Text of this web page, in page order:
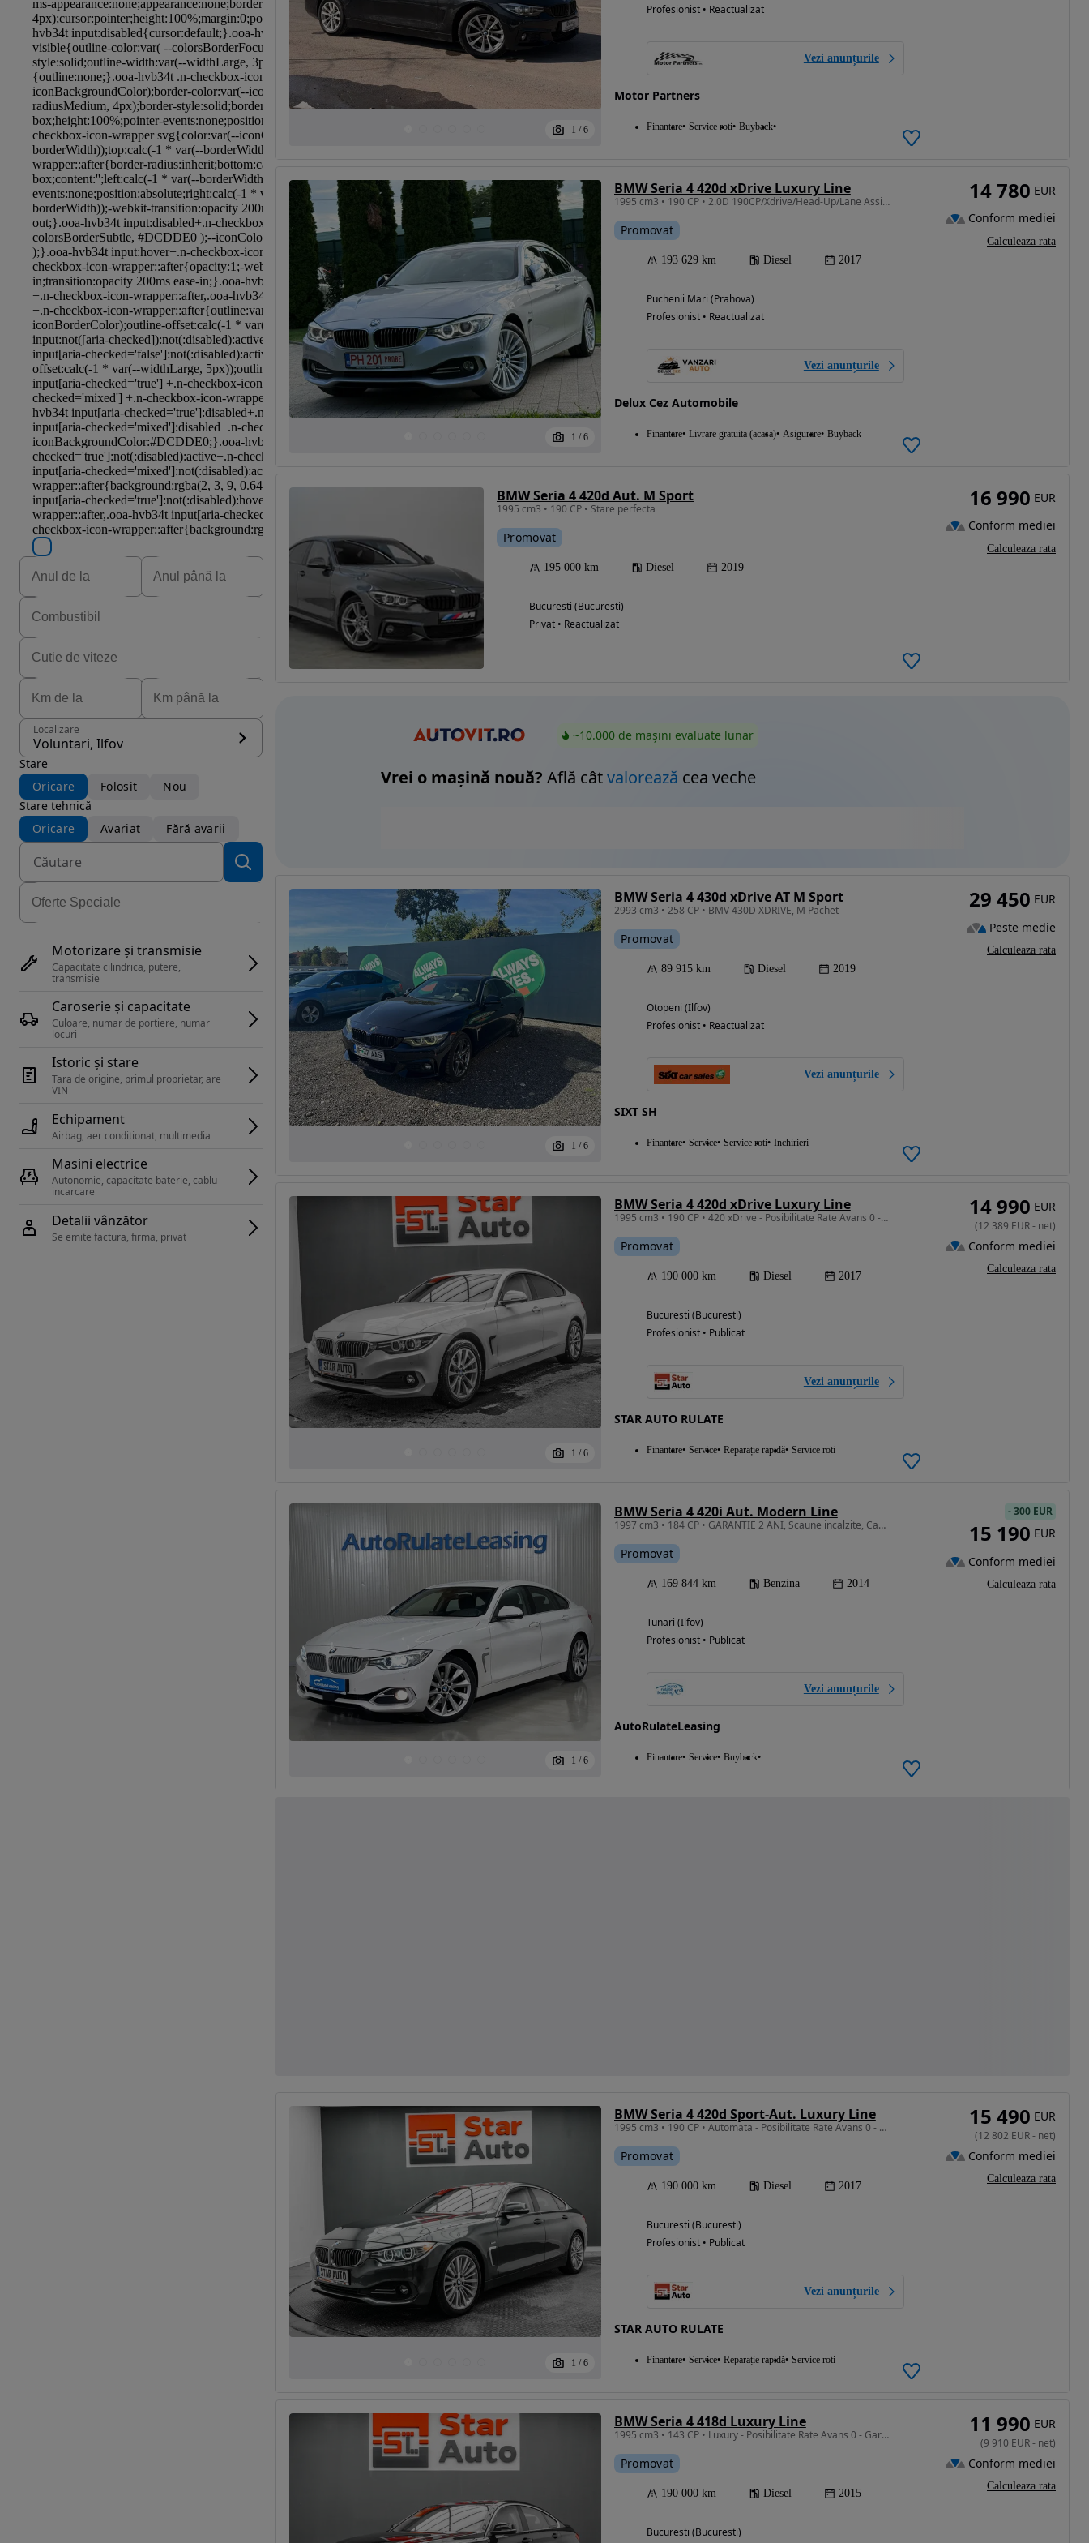
Eligibil pentru
Localizare
Voluntari, Ilfov
Stare
Oricare
Folosit
Nou
Stare tehnică
Oricare
Avariat Fără avarii
Motorizare și transmisie
Capacitate cilindrica, putere,
transmisie
Caroserie și capacitate
Culoare, numar de portiere, numar
locuri
Istoric și stare
Tara de origine, primul proprietar, are
Echipament
Airbag, aer conditionat, multimedia
Masini electrice
Autonomie, capacitate baterie, cablu
Detalii vânzător
Se emite factura, firma, privat
1 / 6
Profesionist • Reactualizat
Vezi anunțurile
Motor Partners
Finantare Service roti Buyback
1 / 6
BMW Seria 4 420d xDrive Luxury Line
1995 cm3 • 190 CP • 2.0D 190CP/Xdrive/Head-Up/Lane Assist/Piele/Navi Mare/Scaune Sport/
Promovat
193 629 km Diesel 2017
Puchenii Mari (Prahova)
Profesionist • Reactualizat
Vezi anunțurile
Delux Cez Automobile
Finantare Livrare gratuita (acasa) Asigurare Buyback
14 780 EUR
Conform mediei
Calculeaza rata
BMW Seria 4 420d Aut. M Sport
1995 cm3 • 190 CP • Stare perfecta
Promovat
195 000 km Diesel 2019
Bucuresti (Bucuresti)
Privat • Reactualizat
16 990 EUR
Conform mediei
Calculeaza rata
~10.000 de mașini evaluate lunar
Vrei o mașină nouă? Află câtvalorează cea veche
1 / 6
BMW Seria 4 430d xDrive AT M Sport
2993 cm3 • 258 CP • BMV 430D XDRIVE, M Pachet
Promovat
89 915 km Diesel 2019
Otopeni (Ilfov)
Profesionist • Reactualizat
Vezi anunțurile
SIXT SH
Finantare Service Service roti Inchirieri
29 450 EUR
Peste medie
Calculeaza rata
1 / 6
BMW Seria 4 420d xDrive Luxury Line
1995 cm3 • 190 CP • 420 xDrive - Posibilitate Rate Avans 0 - Garantie 12 Luni - IMPECABILA
Promovat
190 000 km Diesel 2017
Bucuresti (Bucuresti)
Profesionist • Publicat
Vezi anunțurile
STAR AUTO RULATE
Finantare Service Reparație rapidă Service roti
14 990 EUR
(12 389 EUR- net)
Conform mediei
Calculeaza rata
1 / 6
BMW Seria 4 420i Aut. Modern Line
1997 cm3 • 184 CP • GARANTIE 2 ANI, Scaune incalzite, Camera, Bluetooth, Jante 18
Promovat
169 844 km Benzina 2014
Tunari (Ilfov)
Profesionist • Publicat
Vezi anunțurile
AutoRulateLeasing
Finantare Service Buyback
-300 EUR
15 190 EUR
Conform mediei
Calculeaza rata
1 / 6
BMW Seria 4 420d Sport-Aut. Luxury Line
1995 cm3 • 190 CP • Automata - Posibilitate Rate Avans 0 - Garantie 12 Luni - IMPECABILA
Promovat
190 000 km Diesel 2017
Bucuresti (Bucuresti)
Profesionist • Publicat
Vezi anunțurile
STAR AUTO RULATE
Finantare Service Reparație rapidă Service roti
15 490 EUR
(12 802 EUR- net)
Conform mediei
Calculeaza rata
BMW Seria 4 418d Luxury Line
1995 cm3 • 143 CP • Luxury - Posibilitate Rate Avans 0 - Garantie 12 Luni - IMPECABILA
Promovat
190 000 km Diesel 2015
Bucuresti (Bucuresti)
11 990 EUR
(9 910 EUR- net)
Conform mediei
Calculeaza rata